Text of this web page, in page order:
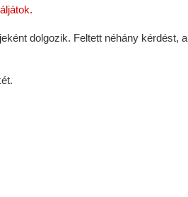
dolgozik. Feltett néhány kérdést, a